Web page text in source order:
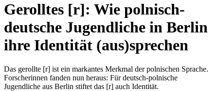
Gerolltes [r]: Wie polnisch-
deutsche Jugendliche in Berlin
ihre Identität (aus)sprechen
Das gerollte [r] ist ein markantes Merkmal der polnischen Sprache.
Forscherinnen fanden nun heraus: Für deutsch-polnische
Jugendliche aus Berlin stiftet das [r] auch Identität.